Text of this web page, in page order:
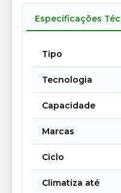
Especificações
Tipo
Tecnologia
Capacidade
Marcas
Ciclo
Climatiza até